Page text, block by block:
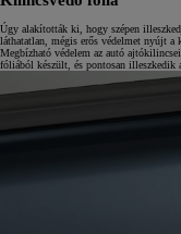
Úgy alakították ki, hogy szépen
láthatatlan, mégis erős védelmet nyújt a
Megbízható védelem az autó
fóliából készült, és pontosan illeszkedik